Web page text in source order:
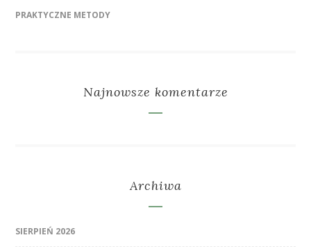
PRAKTYCZNE METODY
Najnowsze komentarze
Archiwa
SIERPIEŃ 2026